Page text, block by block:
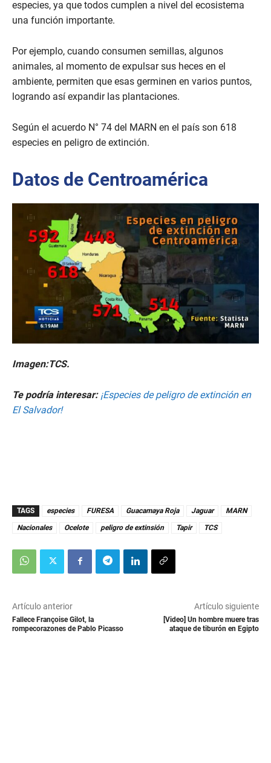
especies, ya que todos cumplen a nivel del ecosistema
una función importante.
Por ejemplo, cuando consumen semillas, algunos
animales, al momento de expulsar sus heces en el
ambiente, permiten que esas germinen en varios puntos,
logrando así expandir las plantaciones.
Según el acuerdo N° 74 del MARN en el país son 618
especies en peligro de extinción.
Datos de Centroamérica
Imagen:TCS.
Te podría interesar: ¡Especies de peligro de extinción en
El Salvador!
TAGS especies FURESA Guacamaya Roja Jaguar
MARN
Nacionales
Ocelote peligro de extinsión Tapir TCS
Artículo anterior
Fallece Françoise Gilot, la
rompecorazones de Pablo Picasso
Artículo siguiente
[Video] Un hombre muere tras
ataque de tiburón en Egipto